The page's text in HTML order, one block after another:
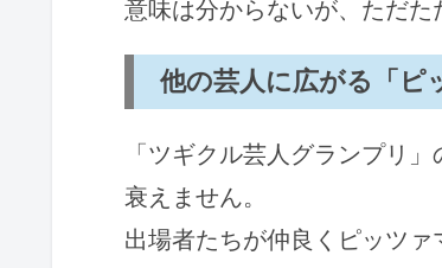
意味は分からないが、ただた
他の芸人に広がる「ピ
「ツギクル芸人グランプリ
衰えません。
出場者たちが仲良くピッツ